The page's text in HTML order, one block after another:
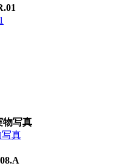
物写真
写真